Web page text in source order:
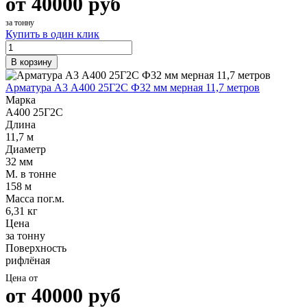
за тонну
Купить в один клик
В корзину
Арматура А3 А400 25Г2С Ф32 мм мерная 11,7 метров
Марка
А400 25Г2С
Длина
11,7 м
Диаметр
32 мм
М. в тонне
158 м
Масса пог.м.
6,31 кг
Цена
за тонну
Поверхность
рифлёная
Цена от
от 40000 руб